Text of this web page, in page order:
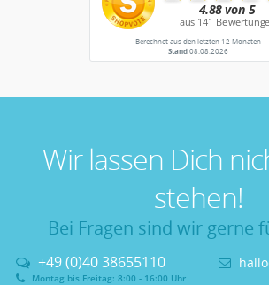
Berechnet aus den letzten 12 Monaten
Stand08.08.2026
Wir lassen Dich
stehen!
Bei Fragen sind wir gerne
+49 (0)40 38655110
Montag bis Freitag: 8:00 - 16:00 Uhr